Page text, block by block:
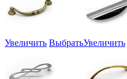
Увеличить ВыбратьУвеличить